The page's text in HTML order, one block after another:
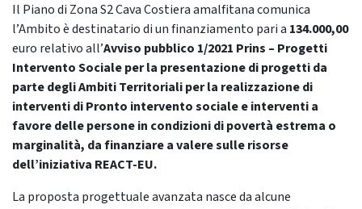
Il Piano di Zona S2 Cava Costiera amalfitana comunica
l’Ambito è destinatario di un finanziamento pari a 134.000,00
euro relativo all’Avviso pubblico 1/2021 Prins – Progetti
Intervento Sociale per la presentazione di progetti da
parte degli Ambiti Territoriali per la realizzazione di
interventi di Pronto intervento sociale e interventi a
favore delle persone in condizioni di povertà estrema o
marginalità, da finanziare a valere sulle risorse
dell’iniziativa REACT-EU.
La proposta progettuale avanzata nasce da alcune